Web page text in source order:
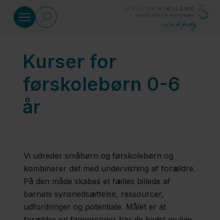
Kurser
Førskolebørn
0-6 år
6-17 år
Forældre
Kurser for
førskolebørn 0-6
år
Vi udreder småbørn og førskolebørn og
kombinerer det med undervisning af forældre.
På den måde skabes et fælles billede af
barnets synsnedsættelse, ressourcer,
udfordringer og potentiale. Målet er at